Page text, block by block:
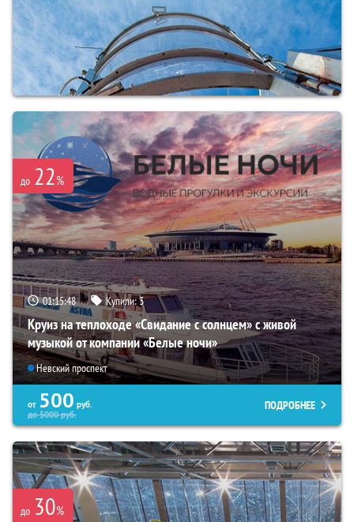
до 22%
01:15:46 Купили:3
Круиз на теплоходе «Свидание с солнцем» с живой
музыкой от компании «Белые ночи»
Невский проспект
от 500 руб.
до5000руб.
ПОДРОБНЕЕ
до 30%